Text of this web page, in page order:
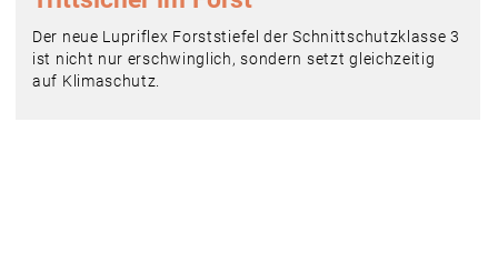
Der neue Lupriflex Forststiefel der Schnittschutzklasse 3
ist nicht nur ­erschwinglich, sondern setzt gleichzeitig
auf Klimaschutz.